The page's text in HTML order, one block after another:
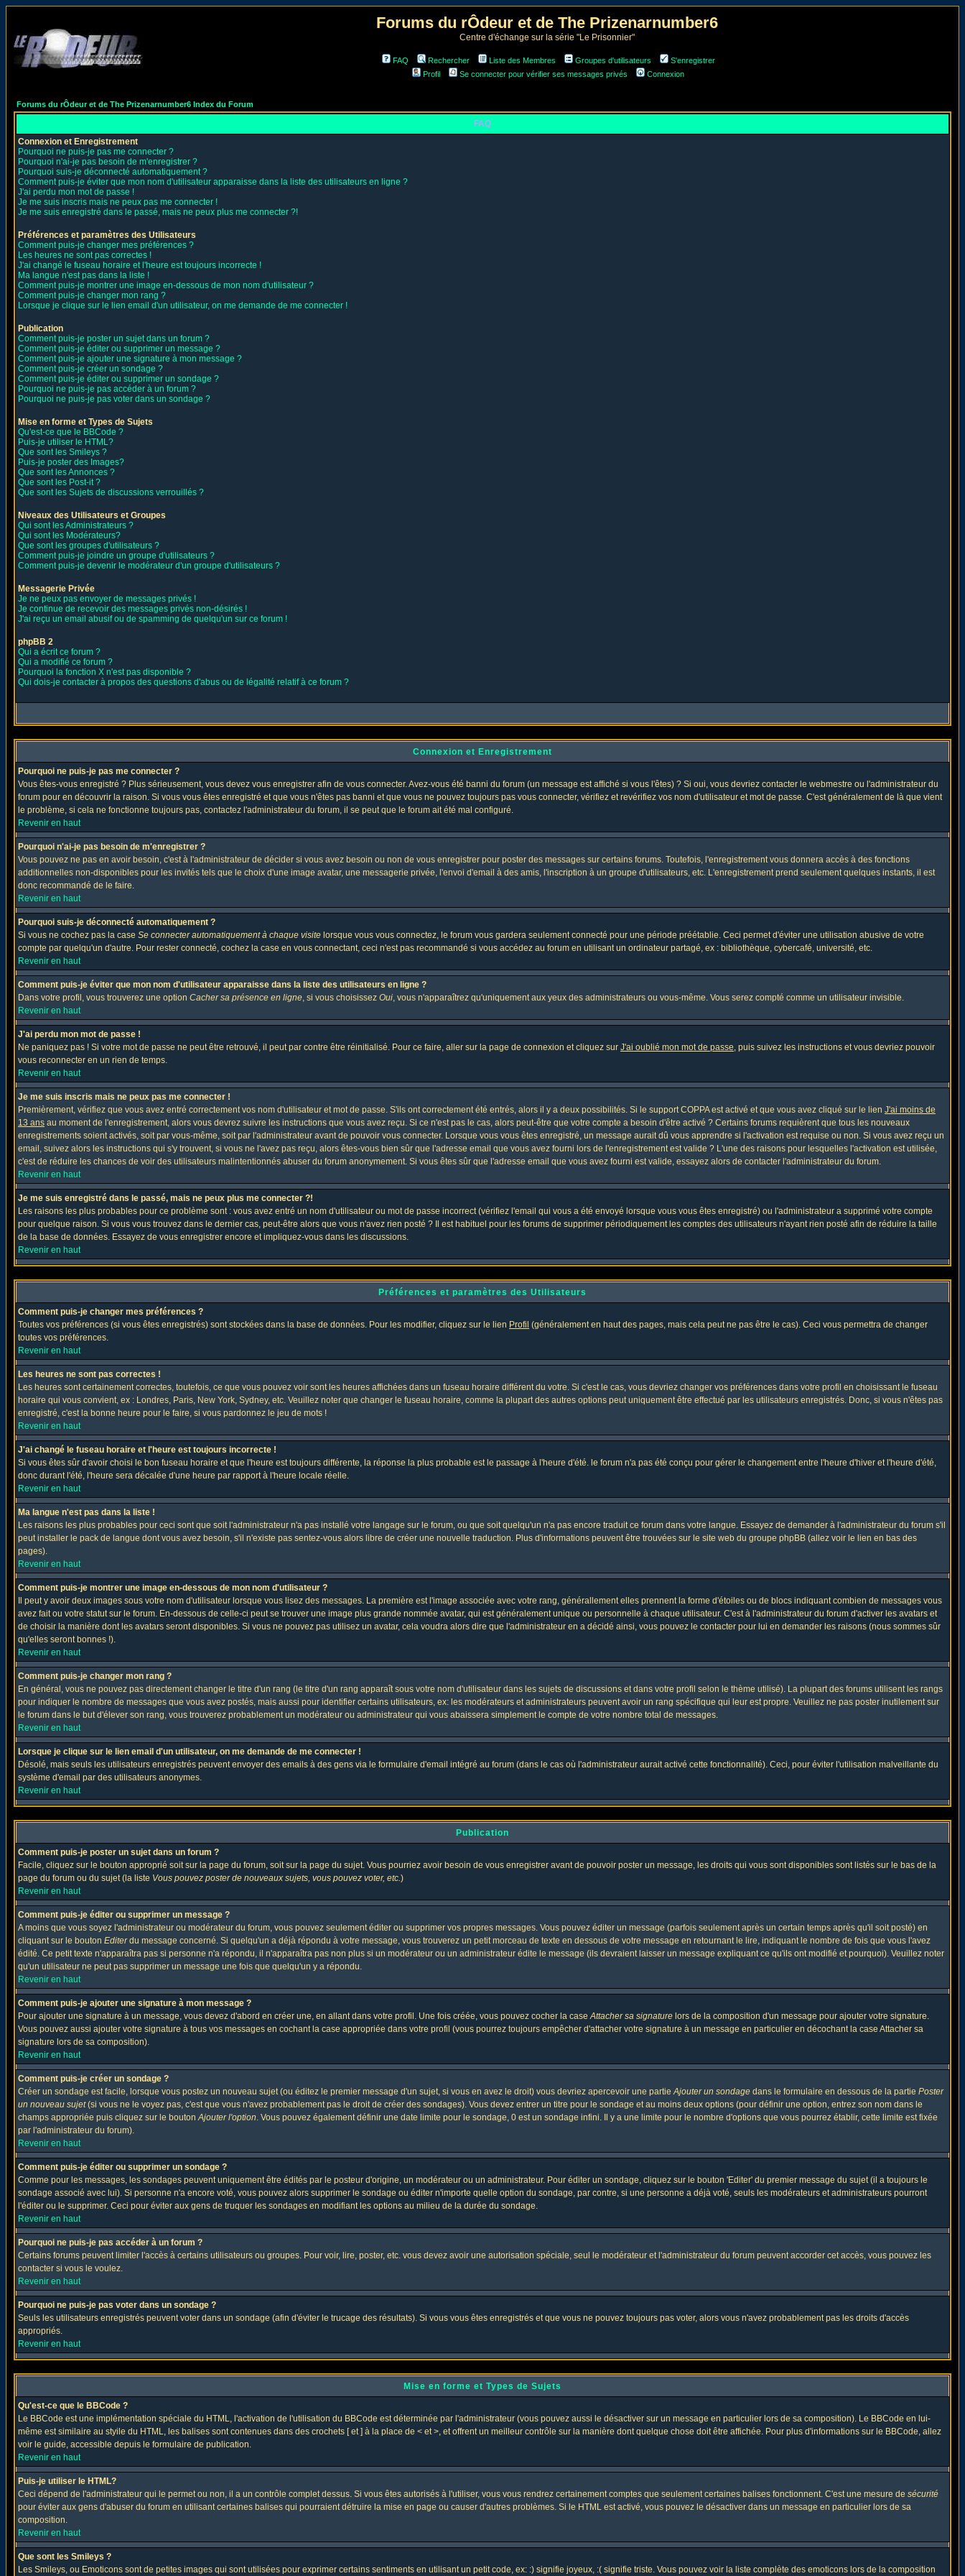
Forums du rÔdeur et de The Prizenarnumber6
Centre d'échange sur la série "Le Prisonnier"
FAQ Rechercher Liste des Membres Groupes d'utilisateurs
S'enregistrer
Profil
Se connecter pour vérifier ses messages privés Connexion
Forums du rÔdeur et de The Prizenarnumber6 Index du Forum
FAQ
Connexion et Enregistrement
Pourquoi ne puis-je pas me connecter ?
Pourquoi n'ai-je pas besoin de m'enregistrer ?
Pourquoi suis-je déconnecté automatiquement ?
Comment puis-je éviter que mon nom d'utilisateur apparaisse dans la liste des utilisateurs en ligne ?
J'ai perdu mon mot de passe !
Je me suis inscris mais ne peux pas me connecter !
Je me suis enregistré dans le passé, mais ne peux plus me connecter ?!
Préférences et paramètres des Utilisateurs
Comment puis-je changer mes préférences ?
Les heures ne sont pas correctes !
J'ai changé le fuseau horaire et l'heure est toujours incorrecte !
Ma langue n'est pas dans la liste !
Comment puis-je montrer une image en-dessous de mon nom d'utilisateur ?
Comment puis-je changer mon rang ?
Lorsque je clique sur le lien email d'un utilisateur, on me demande de me connecter !
Publication
Comment puis-je poster un sujet dans un forum ?
Comment puis-je éditer ou supprimer un message ?
Comment puis-je ajouter une signature à mon message ?
Comment puis-je créer un sondage ?
Comment puis-je éditer ou supprimer un sondage ?
Pourquoi ne puis-je pas accéder à un forum ?
Pourquoi ne puis-je pas voter dans un sondage ?
Mise en forme et Types de Sujets
Qu'est-ce que le BBCode ?
Puis-je utiliser le HTML?
Que sont les Smileys ?
Puis-je poster des Images?
Que sont les Annonces ?
Que sont les Post-it ?
Que sont les Sujets de discussions verrouillés ?
Niveaux des Utilisateurs et Groupes
Qui sont les Administrateurs ?
Qui sont les Modérateurs?
Que sont les groupes d'utilisateurs ?
Comment puis-je joindre un groupe d'utilisateurs ?
Comment puis-je devenir le modérateur d'un groupe d'utilisateurs ?
Messagerie Privée
Je ne peux pas envoyer de messages privés !
Je continue de recevoir des messages privés non-désirés !
J'ai reçu un email abusif ou de spamming de quelqu'un sur ce forum !
phpBB 2
Qui a écrit ce forum ?
Qui a modifié ce forum ?
Pourquoi la fonction X n'est pas disponible ?
Qui dois-je contacter à propos des questions d'abus ou de légalité relatif à ce forum ?
Connexion et Enregistrement
Pourquoi ne puis-je pas me connecter ?
Vous êtes-vous enregistré ? Plus sérieusement, vous devez vous enregistrer afin de vous connecter. Avez-vous été banni du forum (un message est affiché si vous l'êtes) ? Si oui, vous devriez contacter le webmestre ou l'administrateur du
forum pour en découvrir la raison. Si vous vous êtes enregistré et que vous n'êtes pas banni et que vous ne pouvez toujours pas vous connecter, vérifiez et revérifiez vos nom d'utilisateur et mot de passe. C'est généralement de là que vient
le problème, si cela ne fonctionne toujours pas, contactez l'administrateur du forum, il se peut que le forum ait été mal configuré.
Revenir en haut
Pourquoi n'ai-je pas besoin de m'enregistrer ?
Vous pouvez ne pas en avoir besoin, c'est à l'administrateur de décider si vous avez besoin ou non de vous enregistrer pour poster des messages sur certains forums. Toutefois, l'enregistrement vous donnera accès à des fonctions
additionnelles non-disponibles pour les invités tels que le choix d'une image avatar, une messagerie privée, l'envoi d'email à des amis, l'inscription à un groupe d'utilisateurs, etc. L'enregistrement prend seulement quelques instants, il est
donc recommandé de le faire.
Revenir en haut
Pourquoi suis-je déconnecté automatiquement ?
Si vous ne cochez pas la case Se connecter automatiquement à chaque visite lorsque vous vous connectez, le forum vous gardera seulement connecté pour une période préétablie. Ceci permet d'éviter une utilisation abusive de votre
compte par quelqu'un d'autre. Pour rester connecté, cochez la case en vous connectant, ceci n'est pas recommandé si vous accédez au forum en utilisant un ordinateur partagé, ex : bibliothèque, cybercafé, université, etc.
Revenir en haut
Comment puis-je éviter que mon nom d'utilisateur apparaisse dans la liste des utilisateurs en ligne ?
Dans votre profil, vous trouverez une option Cacher sa présence en ligne, si vous choisissez Oui, vous n'apparaîtrez qu'uniquement aux yeux des administrateurs ou vous-même. Vous serez compté comme un utilisateur invisible.
Revenir en haut
J'ai perdu mon mot de passe !
Ne paniquez pas ! Si votre mot de passe ne peut être retrouvé, il peut par contre être réinitialisé. Pour ce faire, aller sur la page de connexion et cliquez sur J'ai oublié mon mot de passe, puis suivez les instructions et vous devriez pouvoir
vous reconnecter en un rien de temps.
Revenir en haut
Je me suis inscris mais ne peux pas me connecter !
Premièrement, vérifiez que vous avez entré correctement vos nom d'utilisateur et mot de passe. S'ils ont correctement été entrés, alors il y a deux possibilités. Si le support COPPA est activé et que vous avez cliqué sur le lien J'ai moins de
13 ans au moment de l'enregistrement, alors vous devrez suivre les instructions que vous avez reçu. Si ce n'est pas le cas, alors peut-être que votre compte a besoin d'être activé ? Certains forums requièrent que tous les nouveaux
enregistrements soient activés, soit par vous-même, soit par l'administrateur avant de pouvoir vous connecter. Lorsque vous vous êtes enregistré, un message aurait dû vous apprendre si l'activation est requise ou non. Si vous avez reçu un
email, suivez alors les instructions qui s'y trouvent, si vous ne l'avez pas reçu, alors êtes-vous bien sûr que l'adresse email que vous avez fourni lors de l'enregistrement est valide ? L'une des raisons pour lesquelles l'activation est utilisée,
c'est de réduire les chances de voir des utilisateurs malintentionnés abuser du forum anonymement. Si vous êtes sûr que l'adresse email que vous avez fourni est valide, essayez alors de contacter l'administrateur du forum.
Revenir en haut
Je me suis enregistré dans le passé, mais ne peux plus me connecter ?!
Les raisons les plus probables pour ce problème sont : vous avez entré un nom d'utilisateur ou mot de passe incorrect (vérifiez l'email qui vous a été envoyé lorsque vous vous êtes enregistré) ou l'administrateur a supprimé votre compte
pour quelque raison. Si vous vous trouvez dans le dernier cas, peut-être alors que vous n'avez rien posté ? Il est habituel pour les forums de supprimer périodiquement les comptes des utilisateurs n'ayant rien posté afin de réduire la taille
de la base de données. Essayez de vous enregistrer encore et impliquez-vous dans les discussions.
Revenir en haut
Préférences et paramètres des Utilisateurs
Comment puis-je changer mes préférences ?
Toutes vos préférences (si vous êtes enregistrés) sont stockées dans la base de données. Pour les modifier, cliquez sur le lien Profil (généralement en haut des pages, mais cela peut ne pas être le cas). Ceci vous permettra de changer
toutes vos préférences.
Revenir en haut
Les heures ne sont pas correctes !
Les heures sont certainement correctes, toutefois, ce que vous pouvez voir sont les heures affichées dans un fuseau horaire différent du votre. Si c'est le cas, vous devriez changer vos préférences dans votre profil en choisissant le fuseau
horaire qui vous convient, ex : Londres, Paris, New York, Sydney, etc. Veuillez noter que changer le fuseau horaire, comme la plupart des autres options peut uniquement être effectué par les utilisateurs enregistrés. Donc, si vous n'êtes pas
enregistré, c'est la bonne heure pour le faire, si vous pardonnez le jeu de mots !
Revenir en haut
J'ai changé le fuseau horaire et l'heure est toujours incorrecte !
Si vous êtes sûr d'avoir choisi le bon fuseau horaire et que l'heure est toujours différente, la réponse la plus probable est le passage à l'heure d'été. le forum n'a pas été conçu pour gérer le changement entre l'heure d'hiver et l'heure d'été,
donc durant l'été, l'heure sera décalée d'une heure par rapport à l'heure locale réelle.
Revenir en haut
Ma langue n'est pas dans la liste !
Les raisons les plus probables pour ceci sont que soit l'administrateur n'a pas installé votre langage sur le forum, ou que soit quelqu'un n'a pas encore traduit ce forum dans votre langue. Essayez de demander à l'administrateur du forum s'il
peut installer le pack de langue dont vous avez besoin, s'il n'existe pas sentez-vous alors libre de créer une nouvelle traduction. Plus d'informations peuvent être trouvées sur le site web du groupe phpBB (allez voir le lien en bas des
pages).
Revenir en haut
Comment puis-je montrer une image en-dessous de mon nom d'utilisateur ?
Il peut y avoir deux images sous votre nom d'utilisateur lorsque vous lisez des messages. La première est l'image associée avec votre rang, générallement elles prennent la forme d'étoiles ou de blocs indiquant combien de messages vous
avez fait ou votre statut sur le forum. En-dessous de celle-ci peut se trouver une image plus grande nommée avatar, qui est généralement unique ou personnelle à chaque utilisateur. C'est à l'administrateur du forum d'activer les avatars et
de choisir la manière dont les avatars seront disponibles. Si vous ne pouvez pas utilisez un avatar, cela voudra alors dire que l'administrateur en a décidé ainsi, vous pouvez le contacter pour lui en demander les raisons (nous sommes sûr
qu'elles seront bonnes !).
Revenir en haut
Comment puis-je changer mon rang ?
En général, vous ne pouvez pas directement changer le titre d'un rang (le titre d'un rang apparaît sous votre nom d'utilisateur dans les sujets de discussions et dans votre profil selon le thème utilisé). La plupart des forums utilisent les rangs
pour indiquer le nombre de messages que vous avez postés, mais aussi pour identifier certains utilisateurs, ex: les modérateurs et administrateurs peuvent avoir un rang spécifique qui leur est propre. Veuillez ne pas poster inutilement sur
le forum dans le but d'élever son rang, vous trouverez probablement un modérateur ou administrateur qui vous abaissera simplement le compte de votre nombre total de messages.
Revenir en haut
Lorsque je clique sur le lien email d'un utilisateur, on me demande de me connecter !
Désolé, mais seuls les utilisateurs enregistrés peuvent envoyer des emails à des gens via le formulaire d'email intégré au forum (dans le cas où l'administrateur aurait activé cette fonctionnalité). Ceci, pour éviter l'utilisation malveillante du
système d'email par des utilisateurs anonymes.
Revenir en haut
Publication
Comment puis-je poster un sujet dans un forum ?
Facile, cliquez sur le bouton approprié soit sur la page du forum, soit sur la page du sujet. Vous pourriez avoir besoin de vous enregistrer avant de pouvoir poster un message, les droits qui vous sont disponibles sont listés sur le bas de la
page du forum ou du sujet (la liste Vous pouvez poster de nouveaux sujets, vous pouvez voter, etc.)
Revenir en haut
Comment puis-je éditer ou supprimer un message ?
A moins que vous soyez l'administrateur ou modérateur du forum, vous pouvez seulement éditer ou supprimer vos propres messages. Vous pouvez éditer un message (parfois seulement après un certain temps après qu'il soit posté) en
cliquant sur le bouton Editerdu message concerné. Si quelqu'un a déjà répondu à votre message, vous trouverez un petit morceau de texte en dessous de votre message en retournant le lire, indiquant le nombre de fois que vous l'avez
édité. Ce petit texte n'apparaîtra pas si personne n'a répondu, il n'apparaîtra pas non plus si un modérateur ou un administrateur édite le message (ils devraient laisser un message expliquant ce qu'ils ont modifié et pourquoi). Veuillez noter
qu'un utilisateur ne peut pas supprimer un message une fois que quelqu'un y a répondu.
Revenir en haut
Comment puis-je ajouter une signature à mon message ?
Pour ajouter une signature à un message, vous devez d'abord en créer une, en allant dans votre profil. Une fois créée, vous pouvez cocher la caseAttacher sa signature lors de la composition d'un message pour ajouter votre signature.
Vous pouvez aussi ajouter votre signature à tous vos messages en cochant la case appropriée dans votre profil (vous pourrez toujours empêcher d'attacher votre signature à un message en particulier en décochant la case Attacher sa
signature lors de sa composition).
Revenir en haut
Comment puis-je créer un sondage ?
Créer un sondage est facile, lorsque vous postez un nouveau sujet (ou éditez le premier message d'un sujet, si vous en avez le droit) vous devriez apercevoir une partieAjouter un sondage dans le formulaire en dessous de la partie Poster
un nouveau sujet(si vous ne le voyez pas, c'est que vous n'avez probablement pas le droit de créer des sondages). Vous devez entrer un titre pour le sondage et au moins deux options (pour définir une option, entrez son nom dans le
champs appropriée puis cliquez sur le boutonAjouter l'option. Vous pouvez également définir une date limite pour le sondage, 0 est un sondage infini. Il y a une limite pour le nombre d'options que vous pourrez établir, cette limite est fixée
par l'administrateur du forum).
Revenir en haut
Comment puis-je éditer ou supprimer un sondage ?
Comme pour les messages, les sondages peuvent uniquement être édités par le posteur d'origine, un modérateur ou un administrateur. Pour éditer un sondage, cliquez sur le bouton 'Editer' du premier message du sujet (il a toujours le
sondage associé avec lui). Si personne n'a encore voté, vous pouvez alors supprimer le sondage ou éditer n'importe quelle option du sondage, par contre, si une personne a déjà voté, seuls les modérateurs et administrateurs pourront
l'éditer ou le supprimer. Ceci pour éviter aux gens de truquer les sondages en modifiant les options au milieu de la durée du sondage.
Revenir en haut
Pourquoi ne puis-je pas accéder à un forum ?
Certains forums peuvent limiter l'accès à certains utilisateurs ou groupes. Pour voir, lire, poster, etc. vous devez avoir une autorisation spéciale, seul le modérateur et l'administrateur du forum peuvent accorder cet accès, vous pouvez les
contacter si vous le voulez.
Revenir en haut
Pourquoi ne puis-je pas voter dans un sondage ?
Seuls les utilisateurs enregistrés peuvent voter dans un sondage (afin d'éviter le trucage des résultats). Si vous vous êtes enregistrés et que vous ne pouvez toujours pas voter, alors vous n'avez probablement pas les droits d'accès
appropriés.
Revenir en haut
Mise en forme et Types de Sujets
Qu'est-ce que le BBCode ?
Le BBCode est une implémentation spéciale du HTML, l'activation de l'utilisation du BBCode est déterminée par l'administrateur (vous pouvez aussi le désactiver sur un message en particulier lors de sa composition). Le BBCode en lui-
même est similaire au styile du HTML, les balises sont contenues dans des crochets [ et ] à la place de < et >, et offrent un meilleur contrôle sur la manière dont quelque chose doit être affichée. Pour plus d'informations sur le BBCode, allez
voir le guide, accessible depuis le formulaire de publication.
Revenir en haut
Puis-je utiliser le HTML?
Ceci dépend de l'administrateur qui le permet ou non, il a un contrôle complet dessus. Si vous êtes autorisés à l'utiliser, vous vous rendrez certainement comptes que seulement certaines balises fonctionnent. C'est une mesure de sécurité
pour éviter aux gens d'abuser du forum en utilisant certaines balises qui pourraient détruire la mise en page ou causer d'autres problèmes. Si le HTML est activé, vous pouvez le désactiver dans un message en particulier lors de sa
composition.
Revenir en haut
Que sont les Smileys ?
Les Smileys, ou Emoticons sont de petites images qui sont utilisées pour exprimer certains sentiments en utilisant un petit code, ex: :) signifie joyeux, :( signifie triste. Vous pouvez voir la liste complète des emoticons lors de la composition